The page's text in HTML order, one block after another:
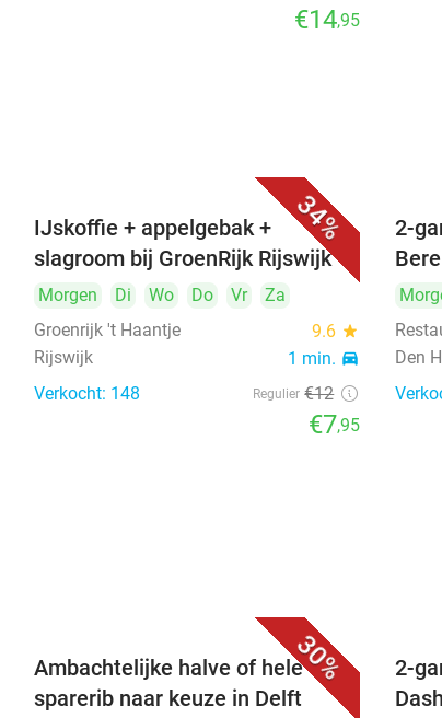
€14,95
34%
IJskoffie + appelgebak +
slagroom bij GroenRijk Rijswijk
Morgen Di Wo Do Vr
Za
Groenrijk 't Haantje
9.6 star
Rijswijk 1 min. directions_car
Verkocht: 148 Regulier €12
€7,95
2-
Den
30%
Ambachtelijke halve of hele
sparerib naar keuze in Delft
2-